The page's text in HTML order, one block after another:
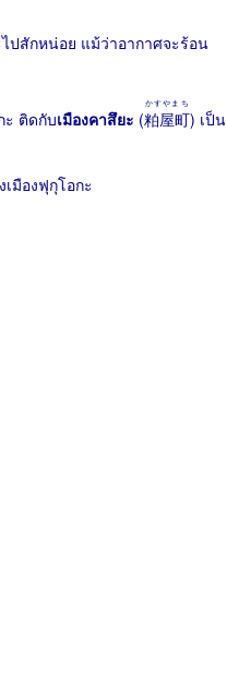
ปสักหน่อย แม้ว่าอากาศจะร้อน
ะ ติดกับเมืองคาสึยะ (粕屋町
かすやまち
) เป็น
มืองฟุกุโอกะ